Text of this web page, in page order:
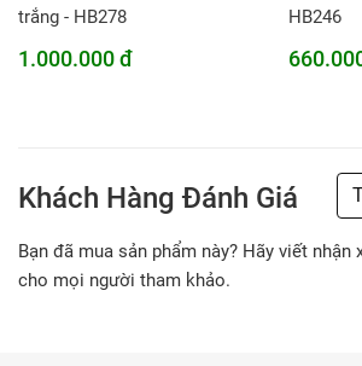
trắng - HB278
1.000.000 đ
HB246
Khách Hàng Đánh Giá
Bạn đã mua sản phẩm này? Hãy viết nhận
cho mọi người tham khảo.